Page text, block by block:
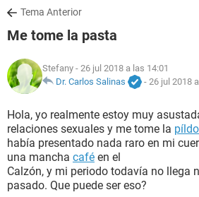
SALUD
NUTRICIÓN
BIENESTAR
SEXUALIDAD
GLOSARIO
Tema Anterior
Me tome la pasta
Stefany - 26 jul 2018 a las 14:01
Dr. Carlos Salinas
- 26 jul 2018
Hola, yo realmente estoy muy
relaciones sexuales y me tome la
había presentado nada raro en mi
una mancha café en el
Calzón, y mi periodo todavía no llega
pasado. Que puede ser eso?